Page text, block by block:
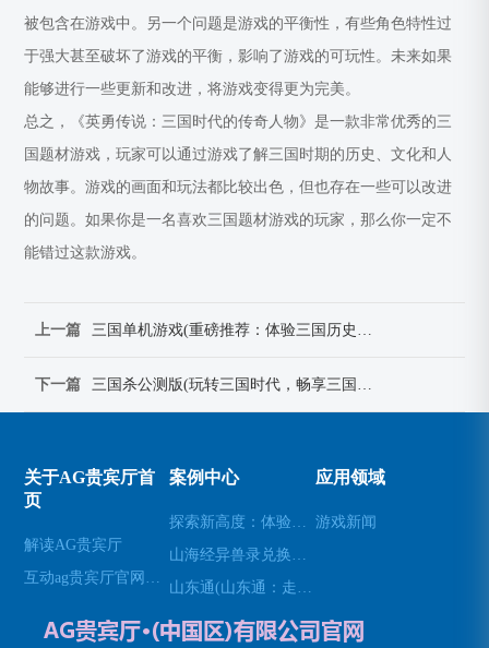
被包含在游戏中。另一个问题是游戏的平衡性，有些角色特性过
于强大甚至破坏了游戏的平衡，影响了游戏的可玩性。未来如果
能够进行一些更新和改进，将游戏变得更为完美。
总之，《英勇传说：三国时代的传奇人物》是一款非常优秀的三
国题材游戏，玩家可以通过游戏了解三国时期的历史、文化和人
物故事。游戏的画面和玩法都比较出色，但也存在一些可以改进
的问题。如果你是一名喜欢三国题材游戏的玩家，那么你一定不
能错过这款游戏。
上一篇
下一篇
关于AG贵宾厅首
页
解读AG贵宾厅
案例中心 应用领域
游戏新闻